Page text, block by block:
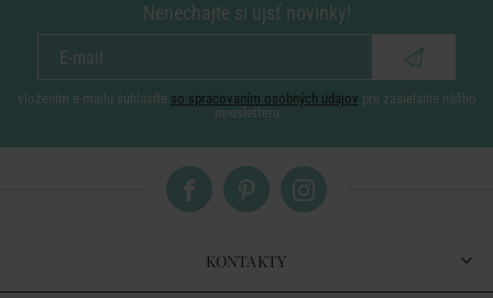
Nenechajte si ujsť novinky!
vložením e-mailu súhlasíte so spracovaním osobných údajov pre zasielanie nášho
newsletteru
KONTAKTY